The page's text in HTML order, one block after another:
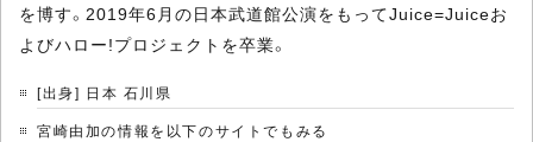
を博す。2019年6月の日本武道館公演をもってJuice=Juiceお
よびハロー!プロジェクトを卒業。
[出身] 日本 石川県
宮崎由加の情報を以下のサイトでもみる